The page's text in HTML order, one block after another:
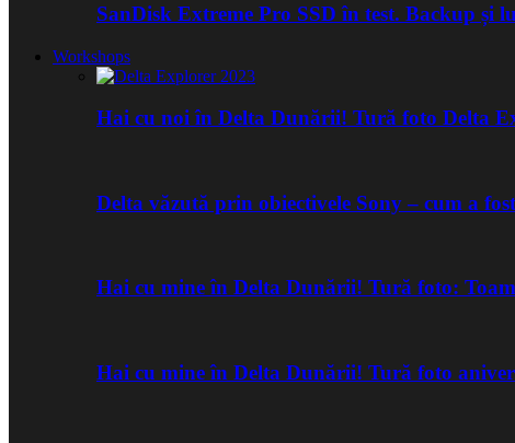
SanDisk Extreme Pro SSD în test. Backup și
Workshops
Hai cu noi în Delta Dunării! Tură foto Delta
Delta văzută prin obiectivele Sony – cum a
Hai cu mine în Delta Dunării! Tură foto:
Hai cu mine în Delta Dunării! Tură foto